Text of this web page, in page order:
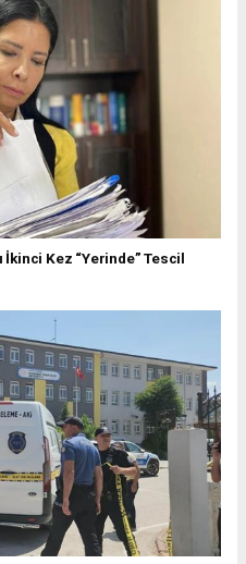
İkinci Kez “Yerinde” Tescil